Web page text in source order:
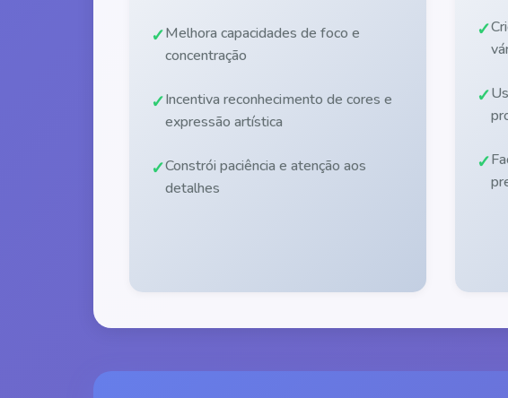
Melhora capacidades de foco e
concentração
Incentiva reconhecimento de cores e
expressão artística
Constrói paciência e atenção aos
detalhes